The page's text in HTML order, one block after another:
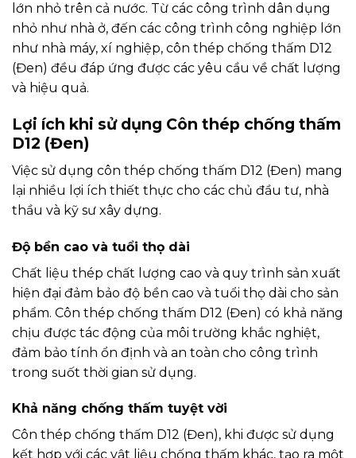
lớn nhỏ trên cả nước. Từ các công trình dân dụng
nhỏ như nhà ở, đến các công trình công nghiệp lớn
như nhà máy, xí nghiệp, côn thép chống thấm D12
(Đen) đều đáp ứng được các yêu cầu về chất lượng
và hiệu quả.
Lợi ích khi sử dụng Côn thép chống thấm
D12 (Đen)
Việc sử dụng côn thép chống thấm D12 (Đen) mang
lại nhiều lợi ích thiết thực cho các chủ đầu tư, nhà
thầu và kỹ sư xây dựng.
Độ bền cao và tuổi thọ dài
Chất liệu thép chất lượng cao và quy trình sản xuất
hiện đại đảm bảo độ bền cao và tuổi thọ dài cho sản
phẩm. Côn thép chống thấm D12 (Đen) có khả năng
chịu được tác động của môi trường khắc nghiệt,
đảm bảo tính ổn định và an toàn cho công trình
trong suốt thời gian sử dụng.
Khả năng chống thấm tuyệt vời
Côn thép chống thấm D12 (Đen), khi được sử dụng
kết hợp với các vật liệu chống thấm khác, tạo ra một